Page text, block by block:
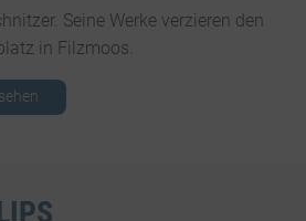
Seine Werke verzieren den
in Filzmoos.